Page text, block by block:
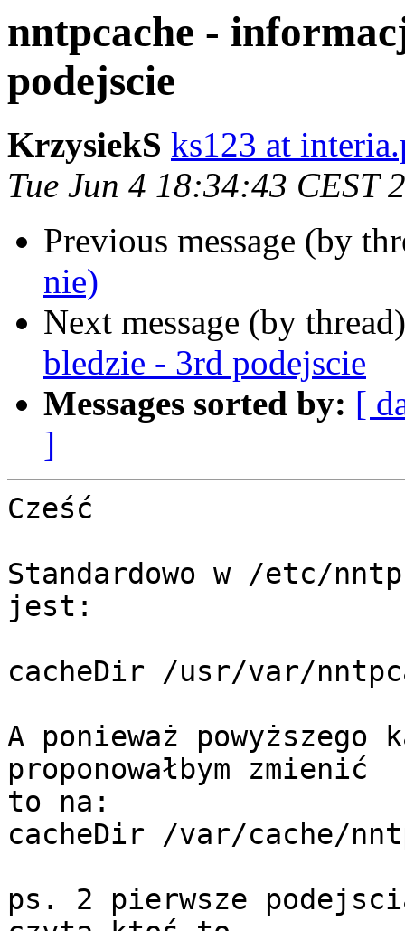
nntpcache -
podejscie
KrzysiekS ks123 at
Tue Jun 4 18:34:43 CEST
Previous message (by
nie)
Next message (by
bledzie - 3rd podejscie
Messages sorted by: [
]
Cześć
Standardowo w /etc/
jest:
cacheDir /usr/var/
A ponieważ
proponowałbym zmienić
to na:
cacheDir /var/cache/
ps. 2 pierwsze